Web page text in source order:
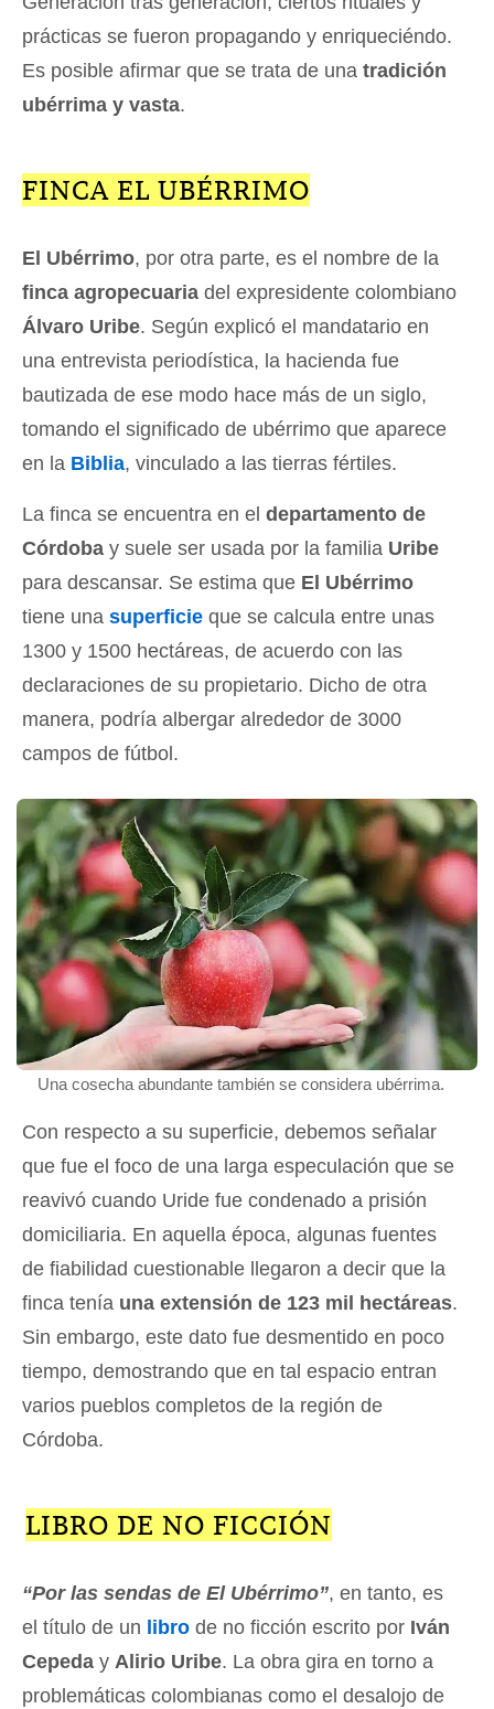
prácticas se fueron propagando y enriqueciéndo.
Es posible afirmar que se trata de una tradición
ubérrima y vasta.
FINCA EL UBÉRRIMO
El Ubérrimo, por otra parte, es el nombre de la
finca agropecuaria del expresidente colombiano
Álvaro Uribe. Según explicó el mandatario en
una entrevista periodística, la hacienda fue
bautizada de ese modo hace más de un siglo,
tomando el significado de ubérrimo que aparece
en la Biblia, vinculado a las tierras fértiles.
La finca se encuentra en el departamento de
Córdoba y suele ser usada por la familia Uribe
para descansar. Se estima que El Ubérrimo
tiene una superficie que se calcula entre unas
1300 y 1500 hectáreas, de acuerdo con las
declaraciones de su propietario. Dicho de otra
manera, podría albergar alrededor de 3000
campos de fútbol.
Una cosecha abundante también se considera ubérrima.
Con respecto a su superficie, debemos señalar
que fue el foco de una larga especulación que se
reavivó cuando Uride fue condenado a prisión
domiciliaria. En aquella época, algunas fuentes
de fiabilidad cuestionable llegaron a decir que la
finca tenía una extensión de 123 mil hectáreas.
Sin embargo, este dato fue desmentido en poco
tiempo, demostrando que en tal espacio entran
varios pueblos completos de la región de
Córdoba.
LIBRO DE NO FICCIÓN
“Por las sendas de El Ubérrimo”, en tanto, es
el título de un libro de no ficción escrito por Iván
Cepeda y Alirio Uribe. La obra gira en torno a
problemáticas colombianas como el desalojo de